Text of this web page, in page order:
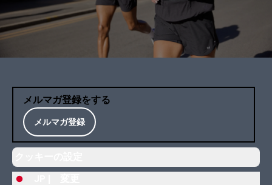
メルマガ登録をする
メルマガ登録